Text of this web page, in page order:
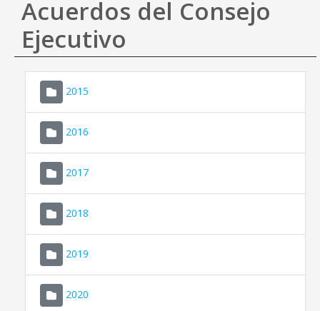
Mapa web
Ayuda
Acuerdos del Consejo
Ejecutivo
2015
2016
2017
2018
2019
2020